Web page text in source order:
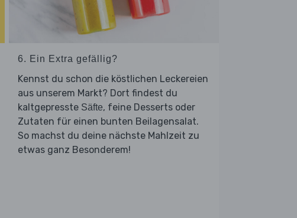
6. Ein Extra gefällig?
Kennst du schon die köstlichen Leckereien
aus unserem Markt? Dort findest du
kaltgepresste Säfte, feine Desserts oder
Zutaten für einen bunten Beilagensalat.
So machst du deine nächste Mahlzeit zu
etwas ganz Besonderem!